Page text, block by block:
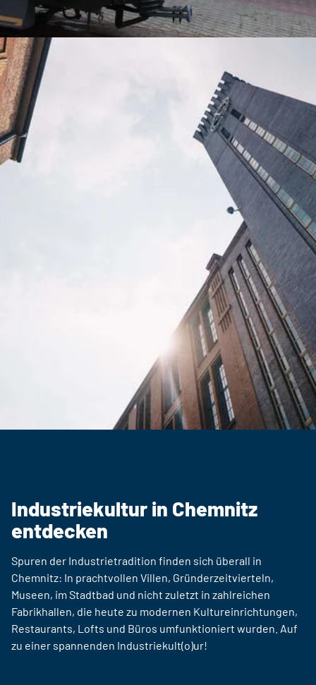
Industriekultur in Chemnitz
entdecken
Spuren der Industrietradition finden sich überall in
Chemnitz: In prachtvollen Villen, Gründerzeitvierteln,
Museen, im Stadtbad und nicht zuletzt in zahlreichen
Fabrikhallen, die heute zu modernen Kultureinrichtungen,
Restaurants, Lofts und Büros umfunktioniert wurden. Auf
zu einer spannenden Industriekult(o)ur!